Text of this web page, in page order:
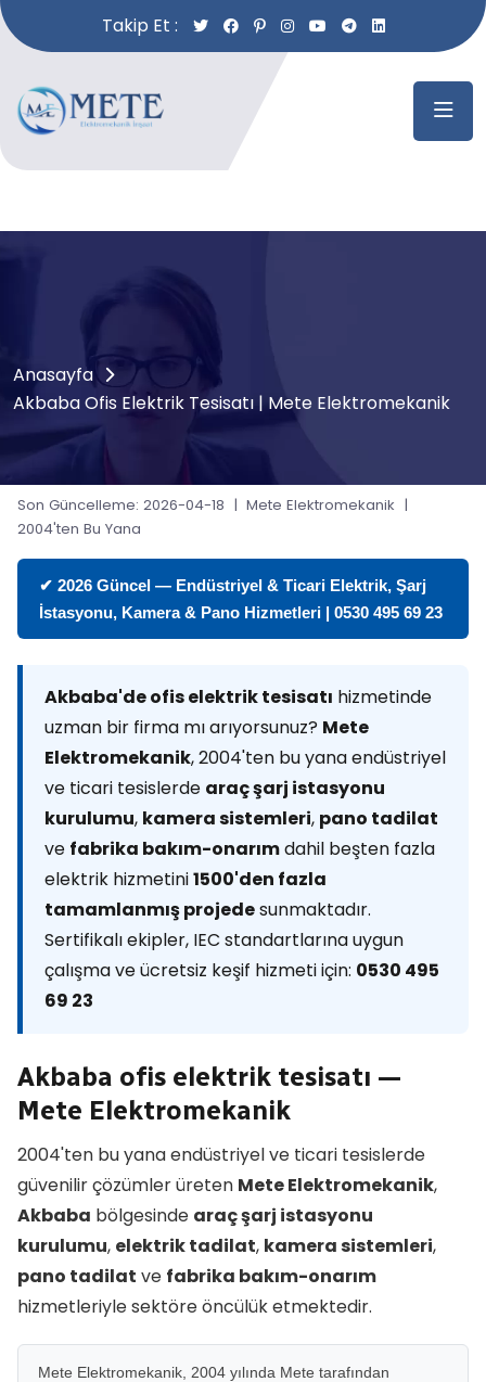
Takip Et :
Anasayfa
Akbaba Ofis Elektrik Tesisatı | Mete Elektromekanik
Son Güncelleme: 2026-04-18 | Mete Elektromekanik |
2004'ten Bu Yana
✔ 2026 Güncel — Endüstriyel & Ticari Elektrik, Şarj
İstasyonu, Kamera & Pano Hizmetleri | 0530 495 69 23
Akbaba'de ofis elektrik tesisatı hizmetinde
uzman bir firma mı arıyorsunuz? Mete
Elektromekanik, 2004'ten bu yana endüstriyel
ve ticari tesislerde araç şarj istasyonu
kurulumu, kamera sistemleri, pano tadilat
ve fabrika bakım-onarımdahil beşten fazla
elektrik hizmetini1500'den fazla
tamamlanmış projedesunmaktadır.
Sertifikalı ekipler, IEC standartlarına uygun
çalışma ve ücretsiz keşif hizmeti için: 0530 495
69 23
Akbaba ofis elektrik tesisatı —
Mete Elektromekanik
2004'ten bu yana endüstriyel ve ticari tesislerde
güvenilir çözümler üreten Mete Elektromekanik,
Akbaba bölgesinde araç şarj istasyonu
kurulumu, elektrik tadilat, kamera sistemleri,
pano tadilat ve fabrika bakım-onarım
hizmetleriyle sektöre öncülük etmektedir.
Mete Elektromekanik, 2004 yılında Mete tarafından